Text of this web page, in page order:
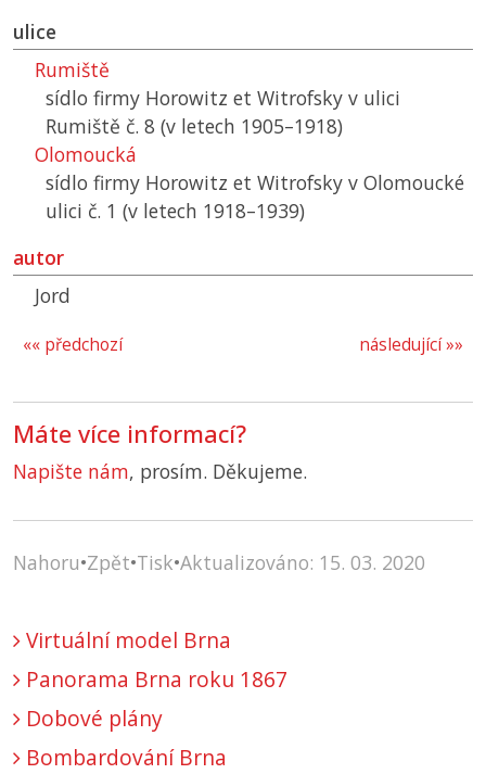
ulice
Rumiště
sídlo firmy Horowitz et Witrofsky v ulici
Rumiště č. 8 (v letech 1905–1918)
Olomoucká
sídlo firmy Horowitz et Witrofsky v Olomoucké
ulici č. 1 (v letech 1918–1939)
autor
Jord
následující »»
«« předchozí
Máte více informací?
Napište nám, prosím. Děkujeme.
Nahoru•Zpět•Tisk•Aktualizováno: 15. 03. 2020
Virtuální model Brna
Panorama Brna roku 1867
Dobové plány
Bombardování Brna